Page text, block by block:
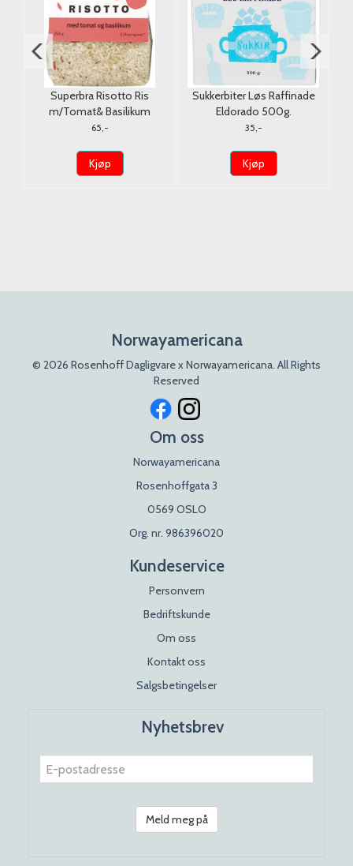
Superbra Risotto Ris
m/Tomat& Basilikum
Økologisk 250g.
65,-
Kjøp
Sukkerbiter Løs Raffinade
Eldorado 500g.
35,-
Kjøp
Norwayamericana
© 2026 Rosenhoff Dagligvare x Norwayamericana. All Rights
Reserved
Om oss
Norwayamericana
Rosenhoffgata 3
0569 OSLO
Org. nr. 986396020
Kundeservice
Personvern
Bedriftskunde
Om oss
Kontakt oss
Salgsbetingelser
Nyhetsbrev
Meld meg på